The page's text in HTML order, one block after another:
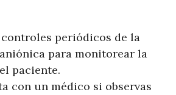
controles periódicos de la
para monitorear la
paciente.
con un médico si observas